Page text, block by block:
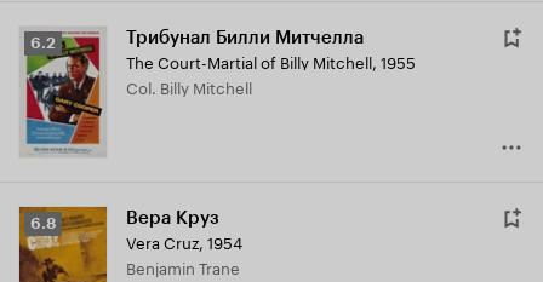
Рейтинг
Кинопоиска
6.2
6.2 Трибунал Билли Митчелла
The Court-Martial of Billy Mitchell, 1955
Col. Billy Mitchell
Рейтинг
Кинопоиска
6.8
6.8 Вера Круз
Vera Cruz, 1954
Benjamin Trane